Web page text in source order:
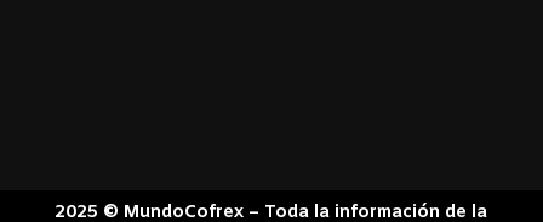
2025 © MundoCofrex – Toda la información de la